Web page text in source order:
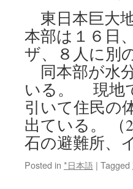
東日本巨大
本部は１６日
ザ、８人に別
同本部が水
いる。 現地
引いて住民の
出ている。 （
石の避難所、
Posted in *日本語 | Tagged